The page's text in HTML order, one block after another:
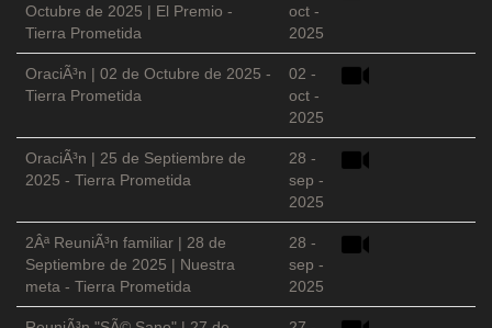
Octubre de 2025 | El Premio -
Tierra Prometida
oct -
2025
OraciÃ³n | 02 de Octubre de 2025 -
Tierra Prometida
02 -
oct -
2025
OraciÃ³n | 25 de Septiembre de
2025 - Tierra Prometida
28 -
sep -
2025
2Âª ReuniÃ³n familiar | 28 de
Septiembre de 2025 | Nuestra
meta - Tierra Prometida
28 -
sep -
2025